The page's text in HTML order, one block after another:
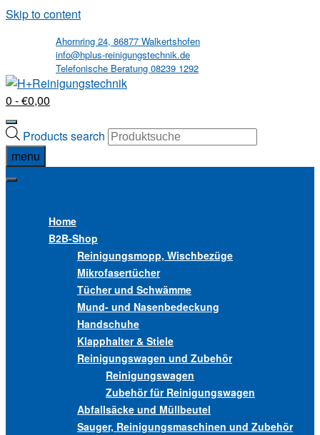
Skip to content
Ahornring 24, 86877 Walkertshofen
info@hplus-reinigungstechnik.de
Telefonische Beratung 08239 1292
0 - €0,00
Products search
menu
Home
B2B-Shop
Reinigungsmopp, Wischbezüge
Mikrofasertücher
Tücher und Schwämme
Mund- und Nasenbedeckung
Handschuhe
Klapphalter & Stiele
Reinigungswagen und Zubehör
Reinigungswagen
Zubehör für Reinigungswagen
Abfallsäcke und Müllbeutel
Sauger, Reinigungsmaschinen und Zubehör